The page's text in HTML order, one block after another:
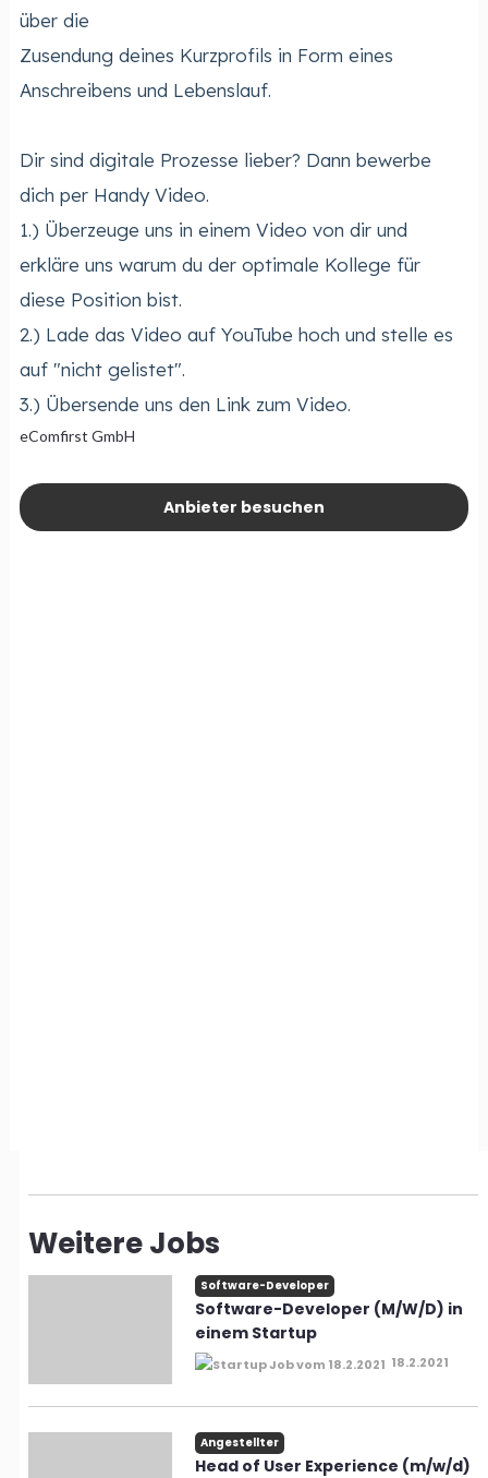
über die
Zusendung deines Kurzprofils in Form eines
Anschreibens und Lebenslauf.
Dir sind digitale Prozesse lieber? Dann bewerbe
dich per Handy Video.
1.) Überzeuge uns in einem Video von dir und
erkläre uns warum du der optimale Kollege für
diese Position bist.
2.) Lade das Video auf YouTube hoch und stelle es
auf "nicht gelistet".
3.) Übersende uns den Link zum Video.
eComfirst GmbH
Anbieter besuchen
Weitere Jobs
Software-Developer
Software-Developer (M/W/D) in
einem Startup
18.2.2021
Angestellter
Head of User Experience (m/w/d)